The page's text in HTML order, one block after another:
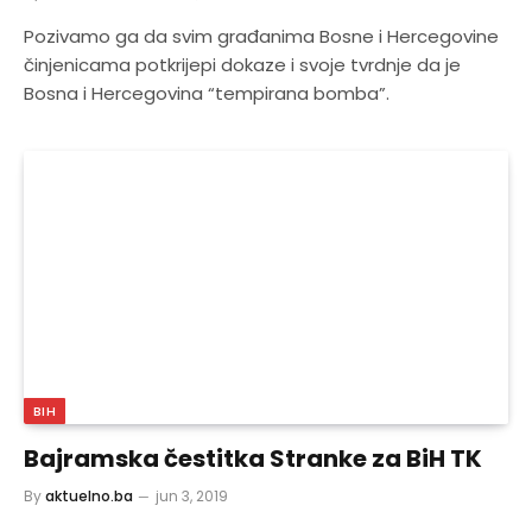
Pozivamo ga da svim građanima Bosne i Hercegovine
činjenicama potkrijepi dokaze i svoje tvrdnje da je
Bosna i Hercegovina “tempirana bomba”.
BIH
Bajramska čestitka Stranke za BiH TK
Byaktuelno.ba jun 3, 2019